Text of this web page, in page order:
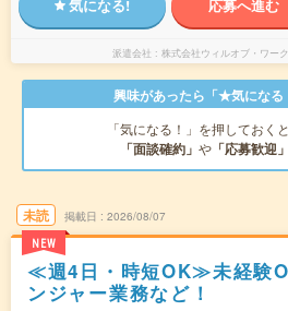
気になる! 応募へ進む
派遣会社 株式会社ウィルオブ・ワー
興味があったら「★気になる
「気になる！」を押しておく
「面談確約」 や 「応募歓迎」
未読
NEW
掲載日 2026/08/07
≪週4日・時短OK≫未経験
ンジャー業務など！